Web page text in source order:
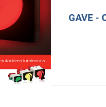
GAVE -